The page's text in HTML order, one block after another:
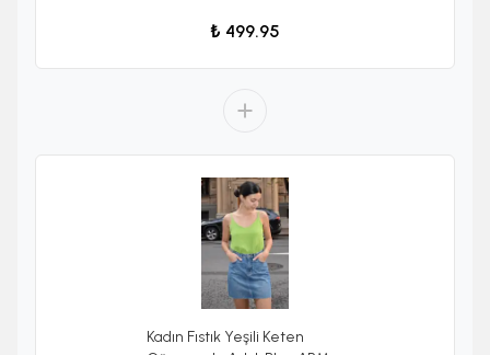
₺ 499.95
Kadın Fıstık Yeşili Keten